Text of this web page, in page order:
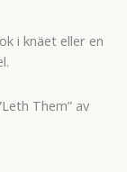
i knäet eller en
Them” av